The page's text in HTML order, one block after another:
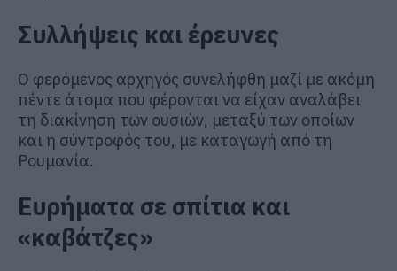
Συλλήψεις και έρευνες
Ο φερόμενος αρχηγός συνελήφθη μαζί με ακόμη
πέντε άτομα που φέρονται να είχαν αναλάβει
τη διακίνηση των ουσιών, μεταξύ των οποίων
και η σύντροφός του, με καταγωγή από τη
Ρουμανία.
Ευρήματα σε σπίτια και
«καβάτζες»